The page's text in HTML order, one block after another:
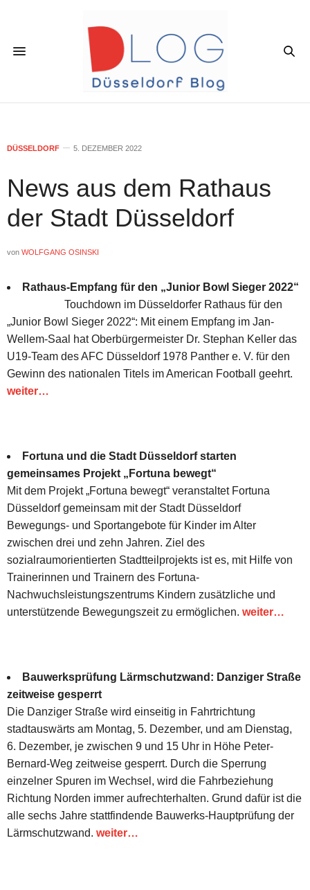
DÜSSELDORF 5. DEZEMBER 2022
News aus dem Rathaus
der Stadt Düsseldorf
von WOLFGANG OSINSKI
Rathaus-Empfang für den „Junior Bowl Sieger 2022“
Touchdown im Düsseldorfer Rathaus für den
„Junior Bowl Sieger 2022“: Mit einem Empfang im Jan-
Wellem-Saal hat Oberbürgermeister Dr. Stephan Keller das
U19-Team des AFC Düsseldorf 1978 Panther e. V. für den
Gewinn des nationalen Titels im American Football geehrt.
weiter…
Fortuna und die Stadt Düsseldorf starten
gemeinsames Projekt „Fortuna bewegt“
Mit dem Projekt „Fortuna bewegt“ veranstaltet Fortuna
Düsseldorf gemeinsam mit der Stadt Düsseldorf
Bewegungs- und Sportangebote für Kinder im Alter
zwischen drei und zehn Jahren. Ziel des
sozialraumorientierten Stadtteilprojekts ist es, mit Hilfe von
Trainerinnen und Trainern des Fortuna-
Nachwuchsleistungszentrums Kindern zusätzliche und
unterstützende Bewegungszeit zu ermöglichen. weiter…
Bauwerksprüfung Lärmschutzwand: Danziger Straße
zeitweise gesperrt
Die Danziger Straße wird einseitig in Fahrtrichtung
stadtauswärts am Montag, 5. Dezember, und am Dienstag,
6. Dezember, je zwischen 9 und 15 Uhr in Höhe Peter-
Bernard-Weg zeitweise gesperrt. Durch die Sperrung
einzelner Spuren im Wechsel, wird die Fahrbeziehung
Richtung Norden immer aufrechterhalten. Grund dafür ist die
alle sechs Jahre stattfindende Bauwerks-Hauptprüfung der
Lärmschutzwand. weiter…